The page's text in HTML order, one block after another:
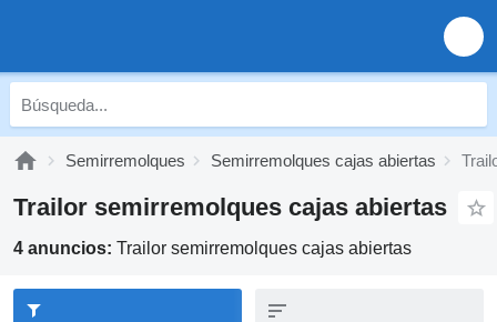
Semirremolques Semirremolques cajas abiertas
Trailor semirremolques cajas abiertas
4 anuncios: Trailor semirremolques cajas abiertas